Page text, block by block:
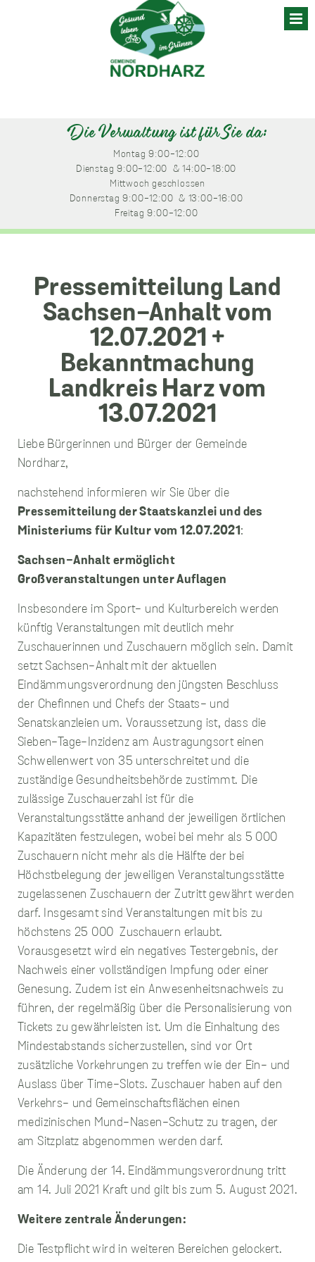
Die Verwaltung ist für Sie da:
Montag 9:00-12:00
Dienstag 9:00-12:00 & 14:00-18:00
Mittwoch geschlossen
Donnerstag 9:00-12:00 & 13:00-16:00
Freitag 9:00-12:00
Liebe Bürgerinnen und Bürger der Gemeinde
Nordharz,
nachstehend informieren wir Sie über die
Pressemitteilung der Staatskanzlei und des
Ministeriums für Kultur vom 12.07.2021:
Sachsen-Anhalt ermöglicht
Großveranstaltungen unter Auflagen
Insbesondere im Sport- und Kulturbereich werden
künftig Veranstaltungen mit deutlich mehr
Zuschauerinnen und Zuschauern möglich sein. Damit
setzt Sachsen-Anhalt mit der aktuellen
Eindämmungsverordnung den jüngsten Beschluss
der Chefinnen und Chefs der Staats- und
Senatskanzleien um. Voraussetzung ist, dass die
Sieben-Tage-Inzidenz am Austragungsort einen
Schwellenwert von 35 unterschreitet und die
zuständige Gesundheitsbehörde zustimmt. Die
zulässige Zuschauerzahl ist für die
Veranstaltungsstätte anhand der jeweiligen örtlichen
Kapazitäten festzulegen, wobei bei mehr als 5 000
Zuschauern nicht mehr als die Hälfte der bei
Höchstbelegung der jeweiligen Veranstaltungsstätte
zugelassenen Zuschauern der Zutritt gewährt werden
darf. Insgesamt sind Veranstaltungen mit bis zu
höchstens 25 000 Zuschauern erlaubt.
Vorausgesetzt wird ein negatives Testergebnis, der
Nachweis einer vollständigen Impfung oder einer
Genesung. Zudem ist ein Anwesenheitsnachweis zu
führen, der regelmäßig über die Personalisierung von
Tickets zu gewährleisten ist. Um die Einhaltung des
Mindestabstands sicherzustellen, sind vor Ort
zusätzliche Vorkehrungen zu treffen wie der Ein- und
Auslass über Time-Slots. Zuschauer haben auf den
Verkehrs- und Gemeinschaftsflächen einen
medizinischen Mund-Nasen-Schutz zu tragen, der
am Sitzplatz abgenommen werden darf.
Die Änderung der 14. Eindämmungsverordnung tritt
am 14. Juli 2021 Kraft und gilt bis zum 5. August 2021.
Weitere zentrale Änderungen:
Die Testpflicht wird in weiteren Bereichen gelockert.
unverzichtbare
Cookies
Diese Cookies
sind
damit wir Ihnen
Funktionen
unserer Website
zur Verfügung
stellen können.
über Sie für
wie Marketing
sammeln.
Performance
Cookies
Diese Cookies werden
verwendet, um
die Leistung unserer
Website, Ihren Besuch
sowie Ihre Nutzung
sammeln, z.B. die
Anzahl der Besucher,
die unsere Website
genutzt haben und die
Seiten, die bei unseren
Besuchern beliebt
sind. Diese Cookies
sammeln keine
Informationen, die
einen Besucher direkt
identifizieren, obwohl
sie die IP-Adresse des
können, das für den
Zugriff auf die
Website verwendet
wird. Diese
Informationen werden
zum Zwecke der
Website und der
allgemeinen
Benutzerfreundlichkeit
verwendet. Ohne die
Performance-Cookies
können wir unsere
verbessern, um Ihnen
so das beste Surf-
Wenn Sie diese
zulassen, wird Ihr
Besuch auf unserer